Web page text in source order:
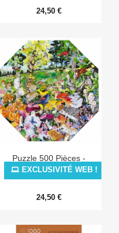
24,50 €
Puzzle 500 Pièces -
Edible Mushrooms
24,50 €
EXCLUSIVITÉ WEB !